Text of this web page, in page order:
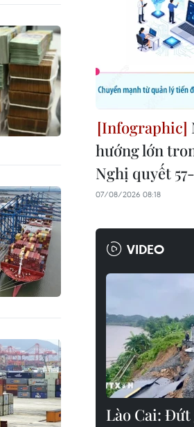
hướng lớn
Nghị quyết
07/08/2026 08:18
VIDEO
Lào Cai: Đứt